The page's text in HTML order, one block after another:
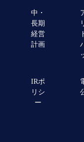
中・
長期
経営
計画
IRポ
リシ
ー